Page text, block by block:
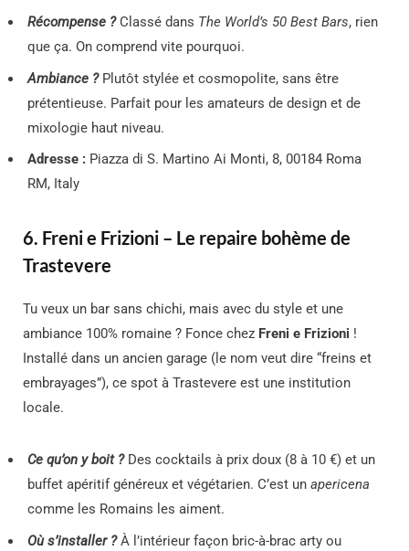
Récompense ?Classé dans The World’s 50 Best Bars, rien
que ça. On comprend vite pourquoi.
Ambiance ?Plutôt stylée et cosmopolite, sans être
prétentieuse. Parfait pour les amateurs de design et de
mixologie haut niveau.
Adresse : Piazza di S. Martino Ai Monti, 8, 00184 Roma
RM, Italy
6. Freni e Frizioni – Le repaire bohème de
Trastevere
Tu veux un bar sans chichi, mais avec du style et une
ambiance 100% romaine ? Fonce chez Freni e Frizioni !
Installé dans un ancien garage (le nom veut dire “freins et
embrayages”), ce spot à Trastevere est une institution
locale.
Ce qu’on y boit ?Des cocktails à prix doux (8 à 10 €) et un
buffet apéritif généreux et végétarien. C’est un apericena
comme les Romains les aiment.
Où s’installer ?À l’intérieur façon bric-à-brac arty ou